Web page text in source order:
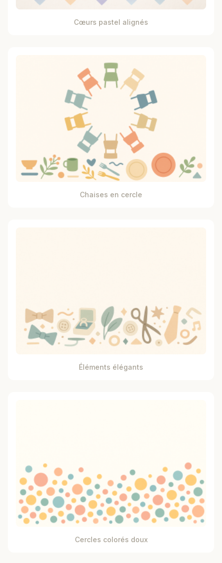
Cœurs pastel alignés
Chaises en cercle
Éléments élégants
Cercles colorés doux